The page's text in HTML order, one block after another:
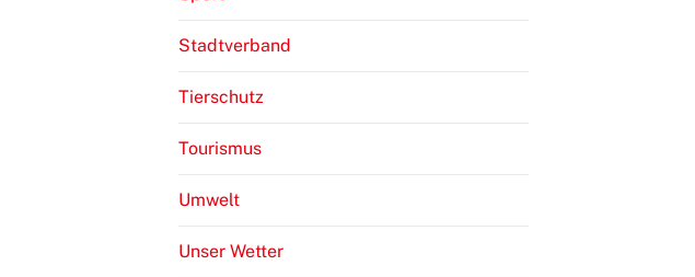
Stadtverband
Tierschutz
Tourismus
Umwelt
Unser Wetter